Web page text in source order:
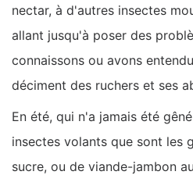
nectar, à d'autres insectes
allant jusqu'à poser des
connaissons ou avons
déciment des ruchers et ses
En été, qui n'a jamais été
insectes volants que sont les
sucre, ou de viande-jambon